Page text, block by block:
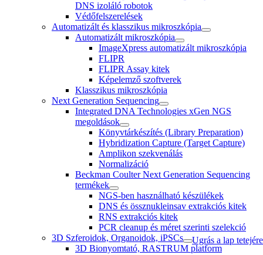
DNS izoláló robotok
Védőfelszerelések
Automatizált és klasszikus mikroszkópia
Automatizált mikroszkópia
ImageXpress automatizált mikroszkópia
FLIPR
FLIPR Assay kitek
Képelemző szoftverek
Klasszikus mikroszkópia
Next Generation Sequencing
Integrated DNA Technologies xGen NGS
megoldások
Könyvtárkészítés (Library Preparation)
Hybridization Capture (Target Capture)
Amplikon szekvenálás
Normalizáció
Beckman Coulter Next Generation Sequencing
termékek
NGS-ben használható készülékek
DNS és össznukleinsav extrakciós kitek
RNS extrakciós kitek
PCR cleanup és méret szerinti szelekció
3D Szferoidok, Organoidok, iPSCs
3D Bionyomtató, RASTRUM platform
Ugrás a lap tetejére